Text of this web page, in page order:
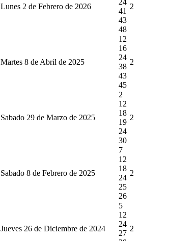
Lunes 2 de Febrero de 2026
41
43
48
2
Martes 8 de Abril de 2025
12
16
24
38
43
45
2
Sabado 29 de Marzo de 2025
2
12
18
19
24
30
2
Sabado 8 de Febrero de 2025
7
12
18
24
25
26
2
Jueves 26 de Diciembre de 2024
5
12
24
27
2